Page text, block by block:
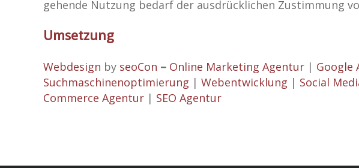
gehende Nutzung bedarf der ausdrücklichen Zustimmung
Umsetzung
Webdesign by seoCon – Online Marketing Agentur | Google
Suchmaschinenoptimierung | Webentwicklung | Social
Commerce Agentur | SEO Agentur